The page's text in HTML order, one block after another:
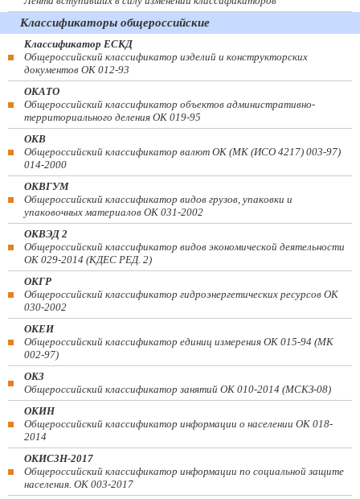
Классификаторы общероссийские
Классификатор ЕСКД
Общероссийский классификатор изделий и конструкторских
документов ОК 012-93
ОКАТО
Общероссийский классификатор объектов административно-
территориального деления ОК 019-95
ОКВ
Общероссийский классификатор валют ОК (МК (ИСО 4217) 003-97)
014-2000
ОКВГУМ
Общероссийский классификатор видов грузов, упаковки и
упаковочных материалов ОК 031-2002
ОКВЭД 2
Общероссийский классификатор видов экономической деятельности
ОК 029-2014 (КДЕС РЕД. 2)
ОКГР
Общероссийский классификатор гидроэнергетических ресурсов ОК
030-2002
ОКЕИ
Общероссийский классификатор единиц измерения ОК 015-94 (МК
002-97)
ОКЗ
Общероссийский классификатор занятий ОК 010-2014 (МСКЗ-08)
ОКИН
Общероссийский классификатор информации о населении ОК 018-
2014
ОКИСЗН-2017
Общероссийский классификатор информации по социальной защите
населения. ОК 003-2017